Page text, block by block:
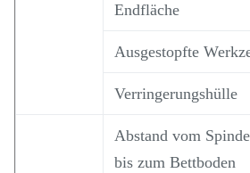
Endfläche
Ausgestopfte
Verringerungshülle
Abstand vom
bis zum Bettboden